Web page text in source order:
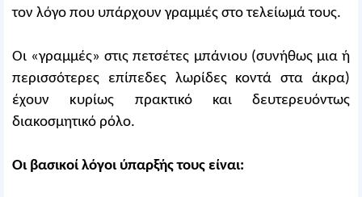
τον λόγο που υπάρχουν γραμμές στο τελείωμά τους.
Οι «γραμμές» στις πετσέτες μπάνιου (συνήθως μια ή
περισσότερες επίπεδες λωρίδες κοντά στα άκρα)
έχουν κυρίως πρακτικό και δευτερευόντως
διακοσμητικό ρόλο.
Οι βασικοί λόγοι ύπαρξής τους είναι: